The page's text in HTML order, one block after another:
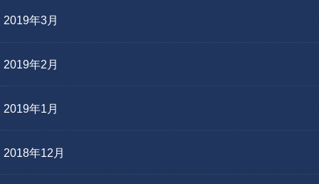
2019年3月
2019年2月
2019年1月
2018年12月